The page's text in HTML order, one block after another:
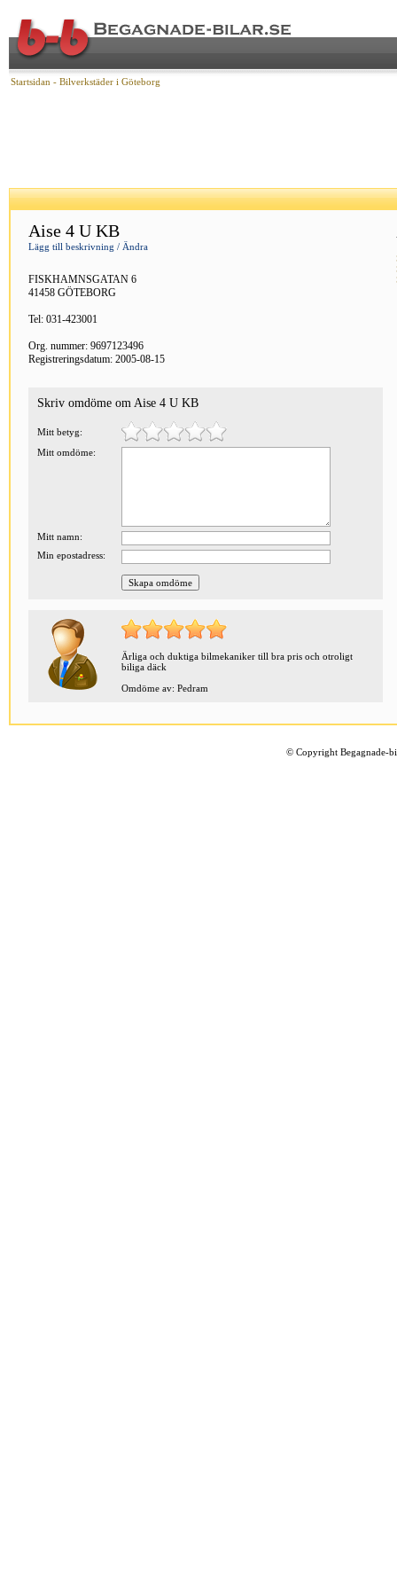
Startsidan - Bilverkstäder i Göteborg
Aise 4 U KB
Lägg till beskrivning / Ändra
FISKHAMNSGATAN 6
41458 GÖTEBORG
Tel: 031-423001
Org. nummer: 9697123496
Registreringsdatum: 2005-08-15
Skriv omdöme om Aise 4 U KB
Mitt betyg:
Mitt omdöme:
Mitt namn:
Min epostadress:
Ärliga och duktiga bilmekaniker till bra pris och otroligt
biliga däck
Omdöme av: Pedram
©Copyright Begagnade-